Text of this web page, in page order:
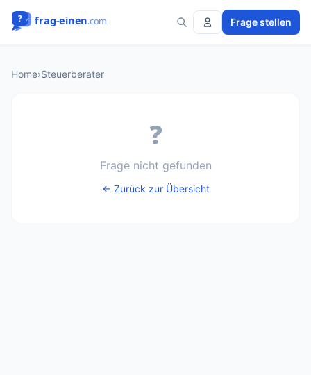
Frage stellen
Home›Steuerberater
❓
Frage nicht gefunden
← Zurück zur Übersicht